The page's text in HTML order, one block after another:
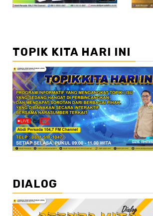
TOPIK KITA HARI INI
DIALOG